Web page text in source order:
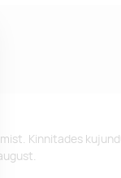
Kinnitades